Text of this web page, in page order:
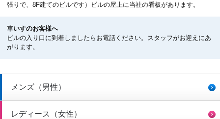
張りで、8F建てのビルです）ビルの屋上に当社の看板があります。
車いすのお客様へ
ビルの入り口に到着しましたらお電話ください。スタッフがお迎えにあ
がります。
メンズ（男性）
レディース（女性）